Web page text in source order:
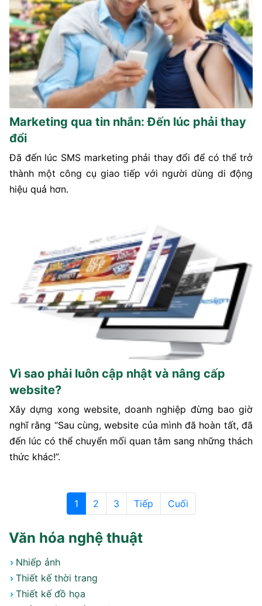
Marketing qua tin nhắn: Đến lúc phải thay
đổi
Đã đến lúc SMS marketing phải thay đổi để có thể trở
thành một công cụ giao tiếp với người dùng di động
hiệu quả hơn.
Vì sao phải luôn cập nhật và nâng cấp
website?
Xây dựng xong website, doanh nghiệp đừng bao giờ
nghĩ rằng “Sau cùng, website của mình đã hoàn tất, đã
đến lúc có thể chuyển mối quan tâm sang những thách
thức khác!”.
1 2 3 Tiếp Cuối
Văn hóa nghệ thuật
Nhiếp ảnh
Thiết kế thời trang
Thiết kế đồ họa